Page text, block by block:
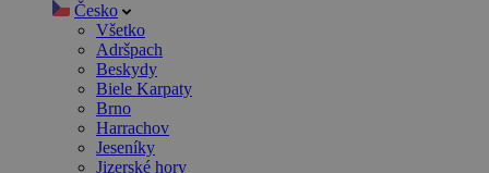
Česko
Všetko
Adršpach
Beskydy
Biele Karpaty
Brno
Harrachov
Jeseníky
Jizerské hory